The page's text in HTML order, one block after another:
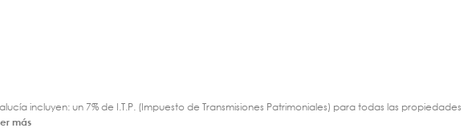
incluyen: un 7% de I.T.P. (Impuesto de Transmisiones Patrimoniales) para todas las propiedades
más